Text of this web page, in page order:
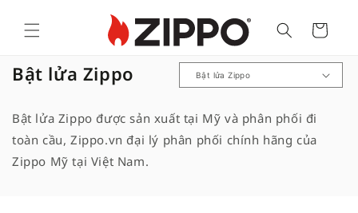
Cart
B
s
ư
u
Bật lửa Zippo
Bật lửa Zippo được sản xuất tại Mỹ và phân phối đi
toàn cầu, Zippo.vn đại lý phân phối chính hãng của
Zippo Mỹ tại Việt Nam.